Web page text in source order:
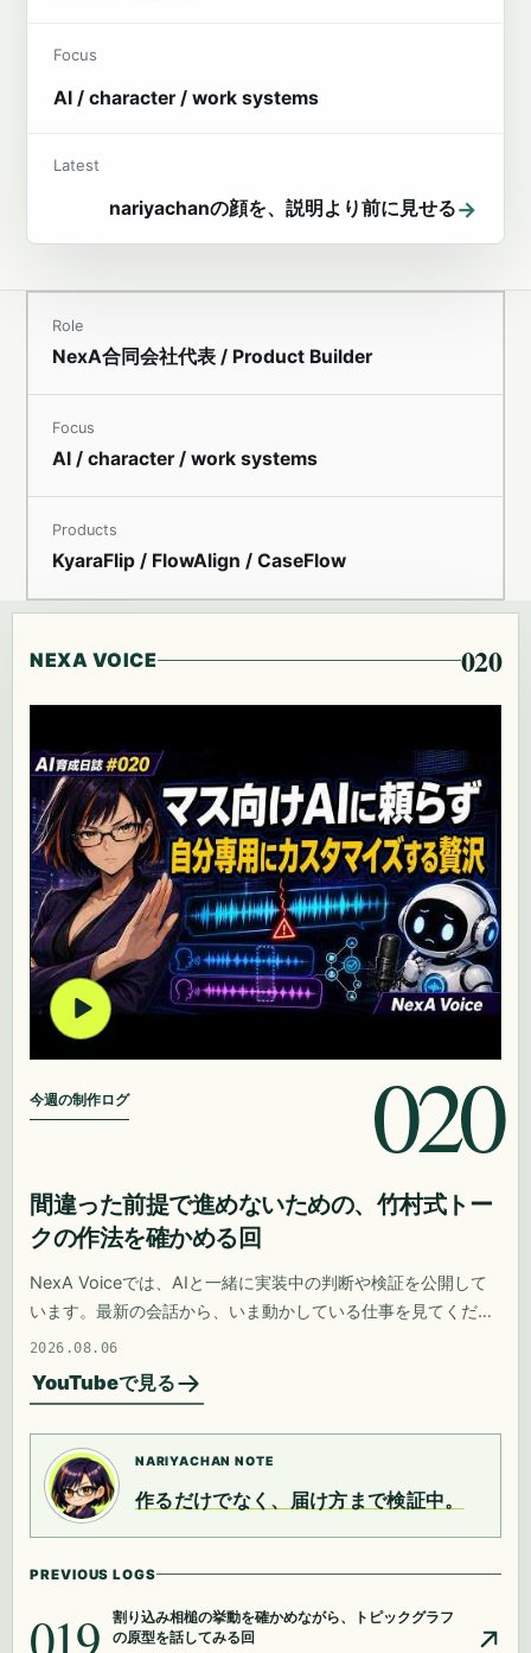
Focus
AI / character / work systems
Latest
nariyachanの顔を、説明より前に見せる→
Role
NexA合同会社代表 / Product Builder
Focus
AI / character / work systems
Products
KyaraFlip / FlowAlign / CaseFlow
NEXA VOICE 020
今週の制作ログ 020
間違った前提で進めないための、竹村式トー
クの作法を確かめる回
NexA Voiceでは、AIと一緒に実装中の判断や検証を公開して
います。最新の会話から、いま動かしている仕事を見てくださ
い。
2026.08.06
YouTubeで見る
NARIYACHAN NOTE
作るだけでなく、届け方まで検証中。
PREVIOUS LOGS
019
割り込み相槌の挙動を確かめながら、トピックグラフ
の原型を話してみる回